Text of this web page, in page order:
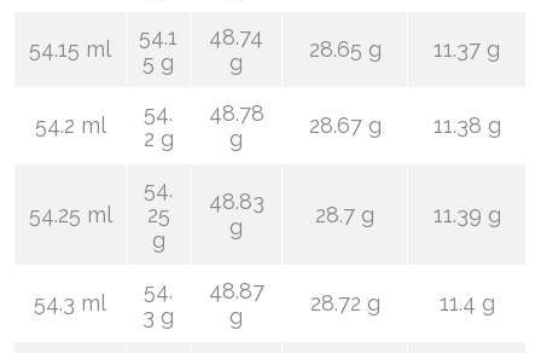
54.15 ml
54.1
5 g
48.74
g
28.65 g 11.37 g
54.2 ml
54.
2 g
48.78
g
28.67 g 11.38 g
54.25 ml
54.
25
g
48.83
g
28.7 g 11.39 g
54.3 ml
54.
3 g
48.87
g
28.72 g 11.4 g